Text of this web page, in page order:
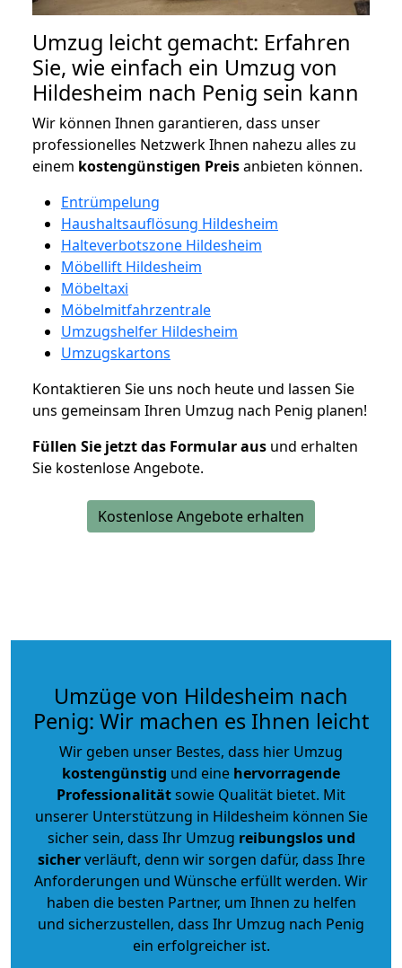
Umzug leicht gemacht: Erfahren
Sie, wie einfach ein Umzug von
Hildesheim nach Penig sein kann
Wir können Ihnen garantieren, dass unser
professionelles Netzwerk Ihnen nahezu alles zu
einem kostengünstigen Preisanbieten können.
Entrümpelung
Haushaltsauflösung Hildesheim
Halteverbotszone Hildesheim
Möbellift Hildesheim
Möbeltaxi
Möbelmitfahrzentrale
Umzugshelfer Hildesheim
Umzugskartons
Kontaktieren Sie uns noch heute und lassen Sie
uns gemeinsam Ihren Umzug nach Penig planen!
Füllen Sie jetzt das Formular aus und erhalten
Sie kostenlose Angebote.
Kostenlose Angebote erhalten
Umzüge von Hildesheim nach
Penig: Wir machen es Ihnen leicht
Wir geben unser Bestes, dass hier Umzug
kostengünstig und eine hervorragende
Professionalitätsowie Qualität bietet. Mit
unserer Unterstützung in Hildesheim können Sie
sicher sein, dass Ihr Umzug reibungslos und
sicherverläuft, denn wir sorgen dafür, dass Ihre
Anforderungen und Wünsche erfüllt werden. Wir
haben die besten Partner, um Ihnen zu helfen
und sicherzustellen, dass Ihr Umzug nach Penig
ein erfolgreicher ist.